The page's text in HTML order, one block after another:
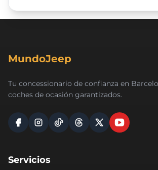
MundoJeep
Tu concessionario de confianza en
coches de ocasión garantizados.
Servicios